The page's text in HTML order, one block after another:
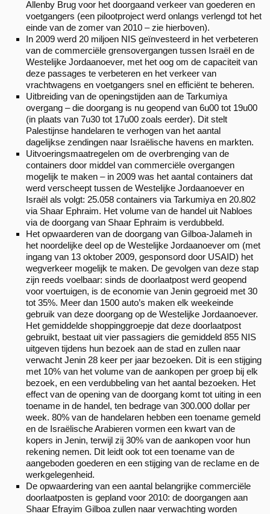
Allenby Brug voor het doorgaand verkeer van goederen en
voetgangers (een pilootproject werd onlangs verlengd tot het
einde van de zomer van 2010 – zie hierboven).
In 2009 werd 20 miljoen NIS geïnvesteerd in het verbeteren
van de commerciële grensovergangen tussen Israël en de
Westelijke Jordaanoever, met het oog om de capaciteit van
deze passages te verbeteren en het verkeer van
vrachtwagens en voetgangers snel en efficiënt te beheren.
Uitbreiding van de openingstijden aan de Tarkumiya
overgang – die doorgang is nu geopend van 6u00 tot 19u00
(in plaats van 7u30 tot 17u00 zoals eerder). Dit stelt
Palestijnse handelaren te verhogen van het aantal
dagelijkse zendingen naar Israëlische havens en markten.
Uitvoeringsmaatregelen om de overbrenging van de
containers door middel van commerciële overgangen
mogelijk te maken – in 2009 was het aantal containers dat
werd verscheept tussen de Westelijke Jordaanoever en
Israël als volgt: 25.058 containers via Tarkumiya en 20.802
via Shaar Ephraim. Het volume van de handel uit Nabloes
via de doorgang van Shaar Ephraim is verdubbeld.
Het opwaarderen van de doorgang van Gilboa-Jalameh in
het noordelijke deel op de Westelijke Jordaanoever om (met
ingang van 13 oktober 2009, gesponsord door USAID) het
wegverkeer mogelijk te maken. De gevolgen van deze stap
zijn reeds voelbaar: sinds de doorlaatpost werd geopend
voor voertuigen, is de economie van Jenin gegroeid met 30
tot 35%. Meer dan 1500 auto’s maken elk weekeinde
gebruik van deze doorgang op de Westelijke Jordaanoever.
Het gemiddelde shoppinggroepje dat deze doorlaatpost
gebruikt, bestaat uit vier passagiers die gemiddeld 855 NIS
uitgeven tijdens hun bezoek aan de stad en zullen naar
verwacht Jenin 28 keer per jaar bezoeken. Dit is een stijging
met 10% van het volume van de aankopen per groep bij elk
bezoek, en een verdubbeling van het aantal bezoeken. Het
effect van de opening van de doorgang komt tot uiting in een
toename in de handel, ten bedrage van 300.000 dollar per
week. 80% van de handelaren hebben een toename gemeld
en de Israëlische Arabieren vormen een kwart van de
kopers in Jenin, terwijl zij 30% van de aankopen voor hun
rekening nemen. Dit leidt ook tot een toename van de
aangeboden goederen en een stijging van de reclame en de
werkgelegenheid.
De opwaardering van een aantal belangrijke commerciële
doorlaatposten is gepland voor 2010: de doorgangen aan
Shaar Efrayim Gilboa zullen naar verwachting worden